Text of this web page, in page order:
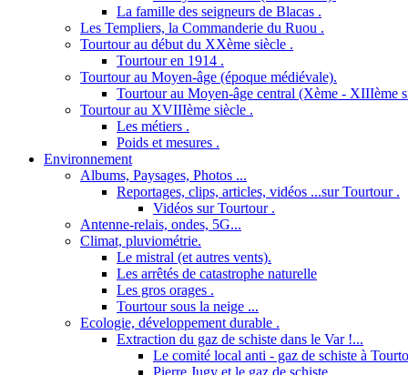
La famille des seigneurs de Blacas .
Les Templiers, la Commanderie du Ruou .
Tourtour au début du XXème siècle .
Tourtour en 1914 .
Tourtour au Moyen-âge (époque médiévale).
Tourtour au Moyen-âge central (Xème - XIIIème
Tourtour au XVIIIème siècle .
Les métiers .
Poids et mesures .
Environnement
Albums, Paysages, Photos ...
Reportages, clips, articles, vidéos ...sur Tourtour .
Vidéos sur Tourtour .
Antenne-relais, ondes, 5G...
Climat, pluviométrie.
Le mistral (et autres vents).
Les arrêtés de catastrophe naturelle
Les gros orages .
Tourtour sous la neige ...
Ecologie, développement durable .
Extraction du gaz de schiste dans le Var !...
Le comité local anti - gaz de schiste à
Pierre Jugy et le gaz de schiste .